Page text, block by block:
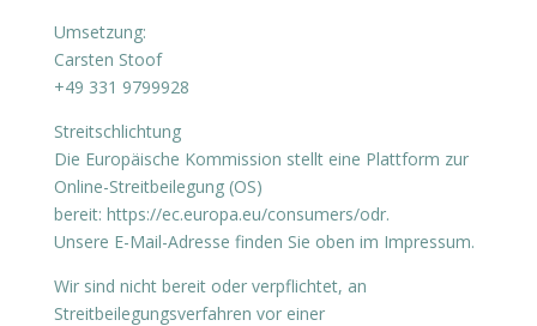
Umsetzung:
Carsten Stoof
+49 331 9799928
Streitschlichtung
Die Europäische Kommission stellt eine Plattform zur
Online-Streitbeilegung (OS)
bereit: https://ec.europa.eu/consumers/odr.
Unsere E-Mail-Adresse finden Sie oben im Impressum.
Wir sind nicht bereit oder verpflichtet, an
Streitbeilegungsverfahren vor einer